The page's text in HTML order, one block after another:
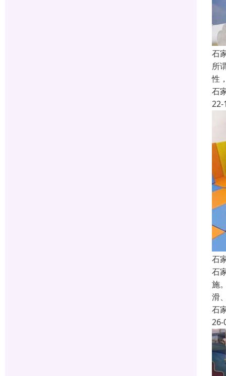
石
所
性
石
22-
石
石
施
滑
石
26-